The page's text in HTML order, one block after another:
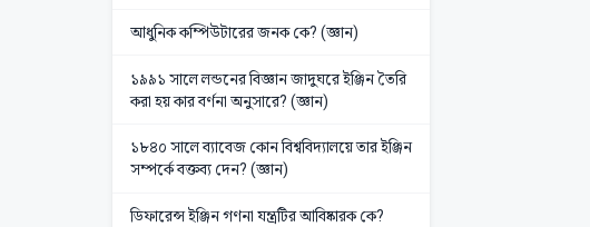
আধুনিক কম্পিউটারের জনক কে? (জ্ঞান)
১৯৯১ সালে লন্ডনের বিজ্ঞান জাদুঘরে ইঞ্জিন তৈরি
করা হয় কার বর্ণনা অনুসারে? (জ্ঞান)
১৮৪০ সালে ব্যাবেজ কোন বিশ্ববিদ্যালয়ে তার ইঞ্জিন
সম্পর্কে বক্তব্য দেন? (জ্ঞান)
ডিফারেন্স ইঞ্জিন গণনা যন্ত্রটির আবিষ্কারক কে?